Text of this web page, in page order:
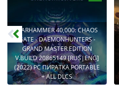
WARHAMMER 40,000: CHAOS
GATE - DAEMONHUNTERS -
GRAND MASTER EDITION
V.BUILD 20865149 [RUS|ENG]
(2022) PC ПИРАТКА PORTABLE
+ ALL DLCS